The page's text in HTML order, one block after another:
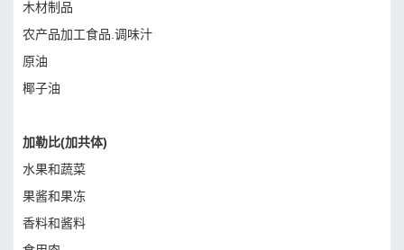
木材制品
农产品加工食品.调味汁
原油
椰子油
加勒比(加共体)
水果和蔬菜
果酱和果冻
香料和酱料